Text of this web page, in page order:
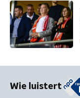
Wie luistert